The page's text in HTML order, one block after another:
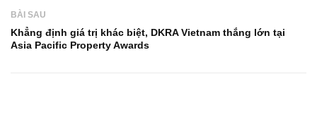
BÀI SAU
Khẳng định giá trị khác biệt, DKRA Vietnam thắng lớn tại
Asia Pacific Property Awards